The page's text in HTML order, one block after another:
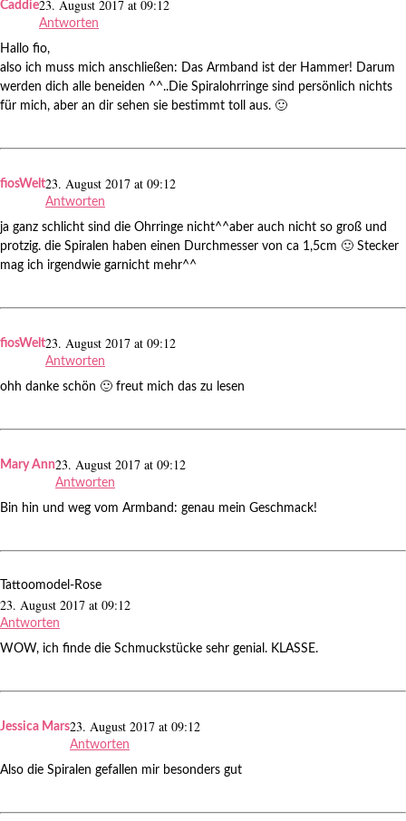
Caddie23. August 2017 at 09:12
Antworten
Hallo fio,
also ich muss mich anschließen: Das Armband ist der Hammer! Darum
werden dich alle beneiden ^^..Die Spiralohrringe sind persönlich nichts
für mich, aber an dir sehen sie bestimmt toll aus. 🙂
fiosWelt23. August 2017 at 09:12
Antworten
ja ganz schlicht sind die Ohrringe nicht^^aber auch nicht so groß und
protzig. die Spiralen haben einen Durchmesser von ca 1,5cm 🙂 Stecker
mag ich irgendwie garnicht mehr^^
fiosWelt23. August 2017 at 09:12
Antworten
ohh danke schön 🙂 freut mich das zu lesen
Mary Ann23. August 2017 at 09:12
Antworten
Bin hin und weg vom Armband: genau mein Geschmack!
Tattoomodel-Rose
23. August 2017 at 09:12
Antworten
WOW, ich finde die Schmuckstücke sehr genial. KLASSE.
Jessica Mars23. August 2017 at 09:12
Antworten
Also die Spiralen gefallen mir besonders gut